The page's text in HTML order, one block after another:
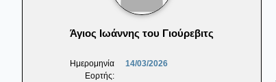
Άγιος Ιωάννης του Γιούρεβιτς
Ημερομηνία
Εορτής:
14/03/2026